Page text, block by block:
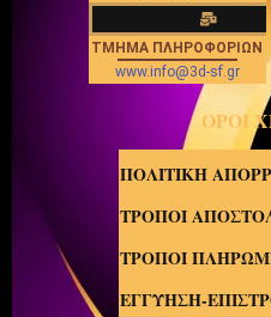
ΤΜΗΜΑ ΠΛΗΡΟΦΟΡΙΩΝ
www.info@3d-sf.gr
ΟΡΟΙ
ΠΟΛΙΤΙΚΗ
ΤΡΟΠΟΙ
ΤΡΟΠΟΙ
ΕΓΓΥΗΣΗ-